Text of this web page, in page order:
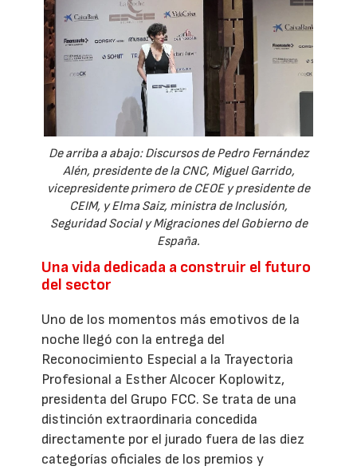
De arriba a abajo: Discursos de Pedro Fernández
Alén, presidente de la CNC, Miguel Garrido,
vicepresidente primero de CEOE y presidente de
CEIM, y Elma Saiz, ministra de Inclusión,
Seguridad Social y Migraciones del Gobierno de
España.
Una vida dedicada a construir el futuro
del sector
Uno de los momentos más emotivos de la
noche llegó con la entrega del
Reconocimiento Especial a la Trayectoria
Profesional a Esther Alcocer Koplowitz,
presidenta del Grupo FCC. Se trata de una
distinción extraordinaria concedida
directamente por el jurado fuera de las diez
categorías oficiales de los premios y